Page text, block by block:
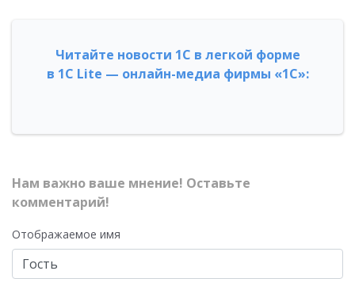
Читайте новости 1С в легкой форме
в 1С Lite — онлайн-медиа фирмы «1С»:
Нам важно ваше мнение! Оставьте
комментарий!
Отображаемое имя